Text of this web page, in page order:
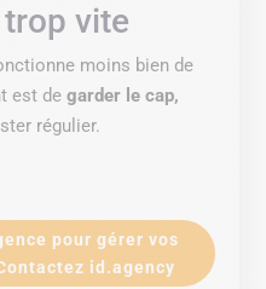
vite
moins bien de
est degarder le cap,
régulier.
pour gérer vos
id.agency